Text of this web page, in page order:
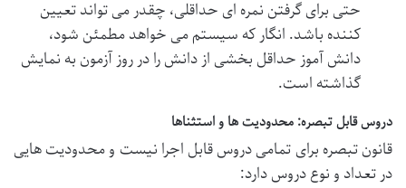
حتی برای گرفتن نمره ای حداقلی، چقدر می تواند تعیین
کننده باشد. انگار که سیستم می خواهد مطمئن شود،
دانش آموز حداقل بخشی از دانش را در روز آزمون به نمایش
گذاشته است.
دروس قابل تبصره: محدودیت ها و استثناها
قانون تبصره برای تمامی دروس قابل اجرا نیست و محدودیت هایی
در تعداد و نوع دروس دارد: